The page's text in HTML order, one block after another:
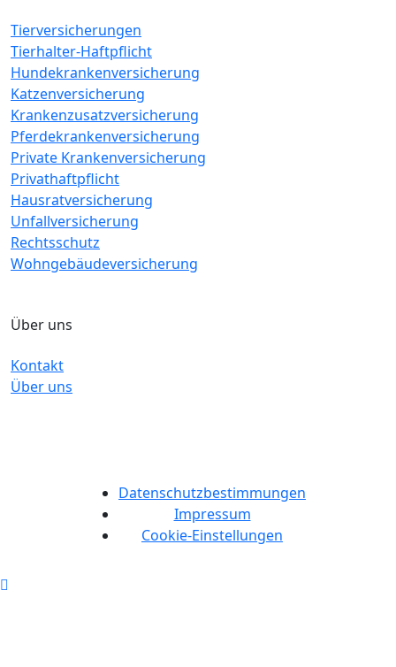
Tierversicherungen
Tierhalter-Haftpflicht
Hundekrankenversicherung
Katzenversicherung
Krankenzusatzversicherung
Pferdekrankenversicherung
Private Krankenversicherung
Privathaftpflicht
Hausratversicherung
Unfallversicherung
Rechtsschutz
Wohngebäudeversicherung
Über uns
Kontakt
Über uns
Datenschutzbestimmungen
Impressum
Cookie-Einstellungen